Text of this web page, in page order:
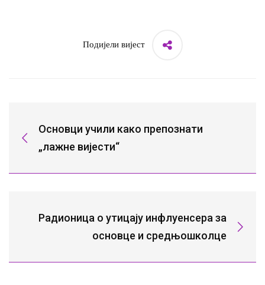
Подијели вијест
Основци учили како препознати
„лажне вијести“
Радионица о утицају инфлуенсера за
основце и средњошколце